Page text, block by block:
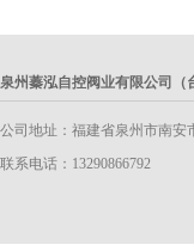
泉州蓁泓自控阀业有限公司（
公司地址：福建省泉州市南安
联系电话：13290866792